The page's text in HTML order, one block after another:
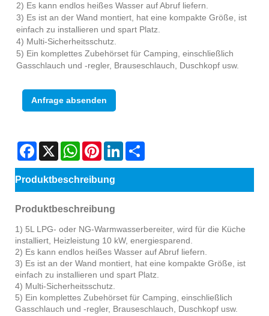
2) Es kann endlos heißes Wasser auf Abruf liefern.
3) Es ist an der Wand montiert, hat eine kompakte Größe, ist
einfach zu installieren und spart Platz.
4) Multi-Sicherheitsschutz.
5) Ein komplettes Zubehörset für Camping, einschließlich
Gasschlauch und -regler, Brauseschlauch, Duschkopf usw.
Anfrage absenden
Facebook
X WhatsAppPinterestLinkedIn
Produktbeschreibung
Produktbeschreibung
1) 5L LPG- oder NG-Warmwasserbereiter, wird für die Küche
installiert, Heizleistung 10 kW, energiesparend.
2) Es kann endlos heißes Wasser auf Abruf liefern.
3) Es ist an der Wand montiert, hat eine kompakte Größe, ist
einfach zu installieren und spart Platz.
4) Multi-Sicherheitsschutz.
5) Ein komplettes Zubehörset für Camping, einschließlich
Gasschlauch und -regler, Brauseschlauch, Duschkopf usw.